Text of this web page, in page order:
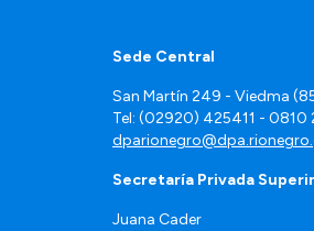
Sede Central
San Martín 249 - Viedma
Tel: (02920) 425411 - 0810
Secretaría Privada
Juana Cader